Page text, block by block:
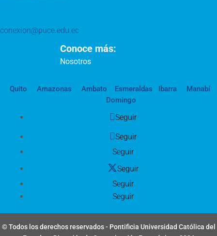
conexion@puce.edu.ec
Conoce más:
Nosotros
Quito Amazonas Ambato Esmeraldas Ibarra
Manabí
Domingo
Seguir
Seguir
Seguir
Seguir
Seguir
Seguir
© Todos los derechos reservados - Pontificia Universidad Católica del